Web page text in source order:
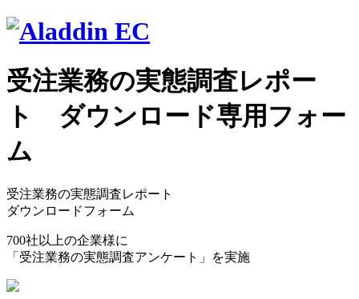
受注業務の実態調査レポー
ト ダウンロード専用フォー
ム
受注業務の実態調査レポート
ダウンロードフォーム
700社以上の企業様に
「受注業務の実態調査アンケート」を実施